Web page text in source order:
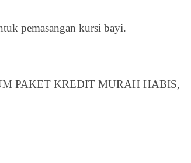
pemasangan kursi bayi.
PAKET KREDIT MURAH HABIS,